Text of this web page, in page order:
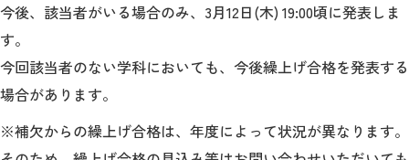
入試情報サイト
今後、該当者がいる場合のみ、3月12日(木) 19:00頃に発表しま
す。
今回該当者のない学科においても、今後繰上げ合格を発表する
場合があります。
※補欠からの繰上げ合格は、年度によって状況が異なります。